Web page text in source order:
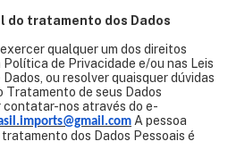
do tratamento dos Dados
qualquer um dos direitos
de Privacidade e/ou nas Leis
ou resolver quaisquer dúvidas
Tratamento de seus Dados
contatar-nos através do e-
A pessoa
dos Dados Pessoais é